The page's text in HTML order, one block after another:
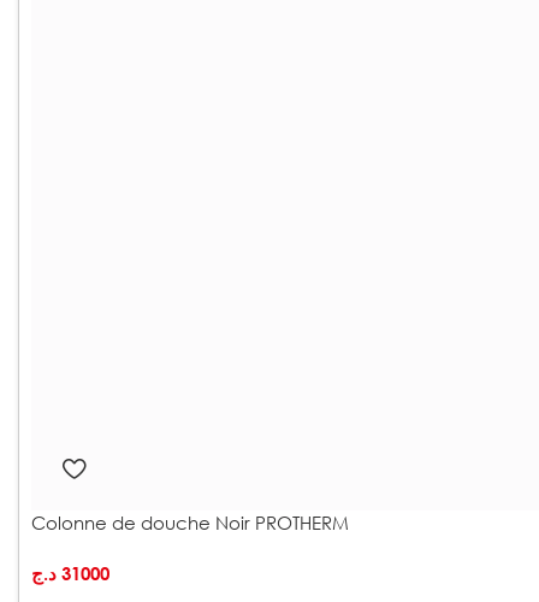
Colonne de douche Noir PROTHERM
31000 د.ج